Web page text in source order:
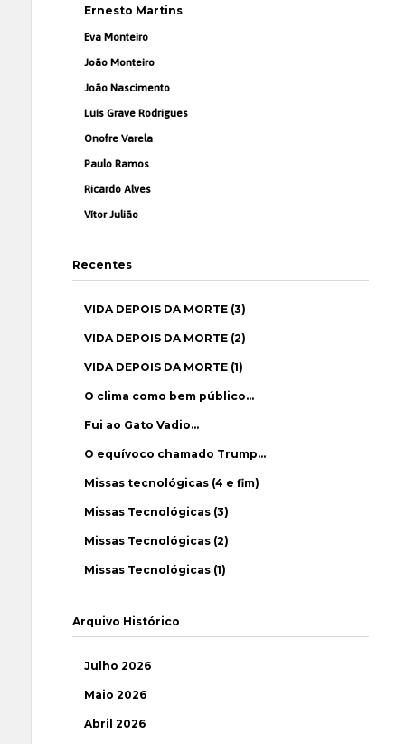
Ernesto Martins
Eva Monteiro
João Monteiro
João Nascimento
Luís Grave Rodrigues
Onofre Varela
Paulo Ramos
Ricardo Alves
Vítor Julião
Recentes
VIDA DEPOIS DA MORTE (3)
VIDA DEPOIS DA MORTE (2)
VIDA DEPOIS DA MORTE (1)
O clima como bem público…
Fui ao Gato Vadio…
O equívoco chamado Trump…
Missas tecnológicas (4 e fim)
Missas Tecnológicas (3)
Missas Tecnológicas (2)
Missas Tecnológicas (1)
Arquivo Histórico
Julho 2026
Maio 2026
Abril 2026